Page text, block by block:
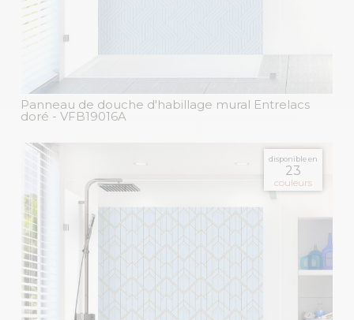
Panneau de douche d'habillage mural Entrelacs
doré - VFB19016A
disponible en
23
couleurs